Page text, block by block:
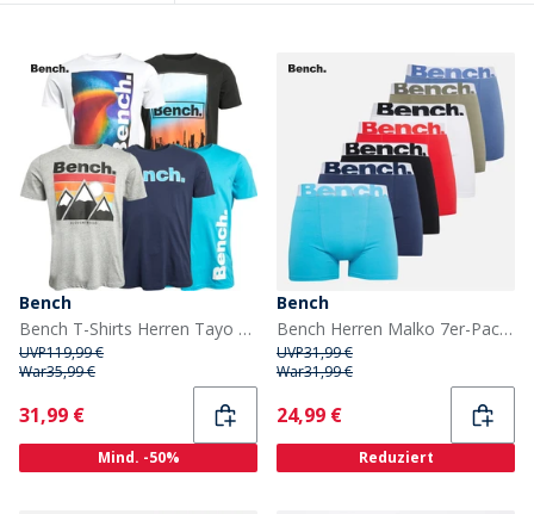
Bench
Bench T-Shirts Herren Tayo Fünfer-Pack Gemischt
UVP119,99 €
War35,99 €
Current
31,99 €
Mind. -50%
Bench
Bench Herren Malko 7er-Pack Boxers Schwarz/Helltürkis/Marine/Rot/Weiß/Hell Khaki/Blau
UVP31,99 €
War31,99 €
Current
24,99 €
Reduziert